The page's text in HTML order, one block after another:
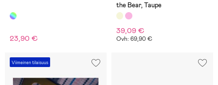
23,90 €
the Bear, Taupe
39,09 €
Ovh: 69,90 €
Viimeinen tilaisuus